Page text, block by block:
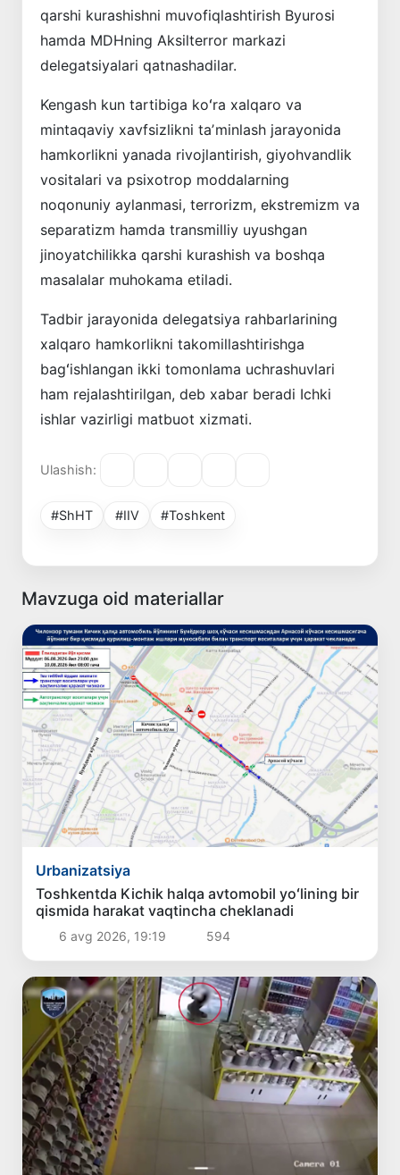
qarshi kurashishni muvofiqlashtirish Byurosi
hamda MDHning Aksilterror markazi
delegatsiyalari qatnashadilar.
Kengash kun tartibiga koʻra xalqaro va
mintaqaviy xavfsizlikni taʼminlash jarayonida
hamkorlikni yanada rivojlantirish, giyohvandlik
vositalari va psixotrop moddalarning
noqonuniy aylanmasi, terrorizm, ekstremizm va
separatizm hamda transmilliy uyushgan
jinoyatchilikka qarshi kurashish va boshqa
masalalar muhokama etiladi.
Tadbir jarayonida delegatsiya rahbarlarining
xalqaro hamkorlikni takomillashtirishga
bagʻishlangan ikki tomonlama uchrashuvlari
ham rejalashtirilgan, deb xabar beradi Ichki
ishlar vazirligi matbuot xizmati.
Ulashish:
#ShHT #IIV #Toshkent
Mavzuga oid materiallar
Urbanizatsiya
Toshkentda Kichik halqa avtomobil yoʻlining bir
qismida harakat vaqtincha cheklanadi
6 avg 2026, 19:19 594